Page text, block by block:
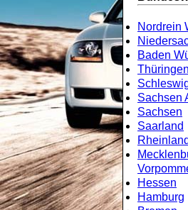
Nordrein
Baden
Thüringen
Sachsen
Sachsen
Saarland
Hessen
Hamburg